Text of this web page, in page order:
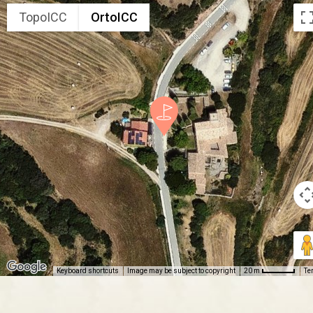
TopoICC OrtoICC
Keyboard shortcuts Image may be subject to copyright 20 m